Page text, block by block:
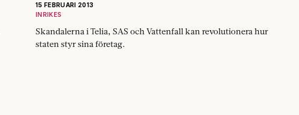
15 FEBRUARI 2013
INRIKES
Skandalerna i Telia, SAS och Vattenfall kan revolutionera hur
staten styr sina företag.